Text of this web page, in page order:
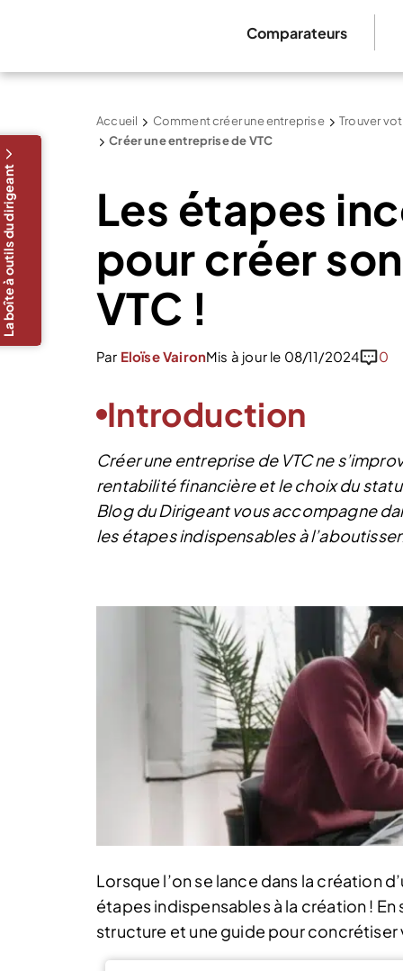
Comparateurs
Accueil Comment créer une entreprise Trouver
Créer une entreprise de VTC
Les étapes
pour créer
VTC !
Par Eloïse VaironMis à jour le 08/11/2024 0
Introduction
Créer une entreprise de VTC ne
rentabilité financière et le choix du
Blog du Dirigeant vous accompagne
les étapes indispensables à
La boîte à outils du dirigeant
Lorsque l’on se lance dans la création
étapes indispensables à la création !
structure et une guide pour